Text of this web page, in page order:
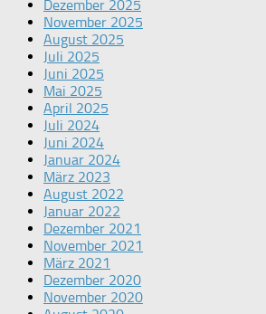
Dezember 2025
November 2025
August 2025
Juli 2025
Juni 2025
Mai 2025
April 2025
Juli 2024
Juni 2024
Januar 2024
März 2023
August 2022
Januar 2022
Dezember 2021
November 2021
März 2021
Dezember 2020
November 2020